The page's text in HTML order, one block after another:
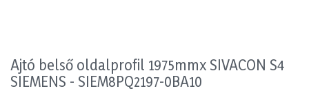
Ajtó belső oldalprofil 1975mmx SIVACON S4
SIEMENS - SIEM8PQ2197-0BA10